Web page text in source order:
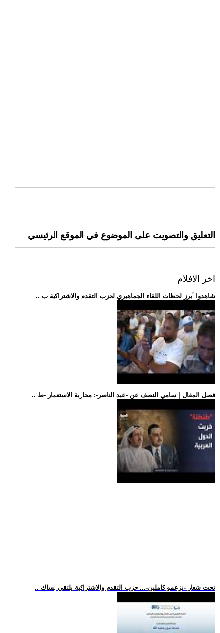
التعليق والتصويت على الموضوع في الموقع الرئيسي
اخر الافلام
.. شاهدوا أبرز لحظات اللقاء الجماهيري لحزب التقدم والاشتراكية ب
.. فصل المقال | سامي النصف عن -عبد الناصر-: محاربة الاستعمار -ط
.. تحت شعار -نزعمو كاملين-... حزب التقدم والاشتراكية يلتقي بساك